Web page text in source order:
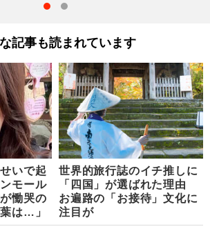
記事も読まれています
いで起
モール
慟哭の
は…」
世界的旅行誌のイチ推しに
「四国」が選ばれた理由
お遍路の「お接待」文化に
注目が